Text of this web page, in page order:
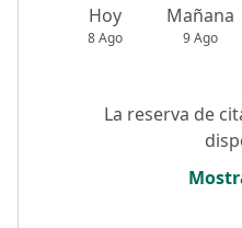
Hoy
8 Ago
Mañana
9 Ago
La reserva de